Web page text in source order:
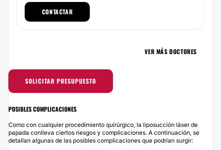
CONTACTAR
VER MÁS DOCTORES
SOLICITAR PRESUPUESTO
POSIBLES COMPLICACIONES
Como con cualquier procedimiento quirúrgico, la liposucción láser de
papada conlleva ciertos riesgos y complicaciones. A continuación, se
detallan algunas de las posibles complicaciones que podrían surgir: